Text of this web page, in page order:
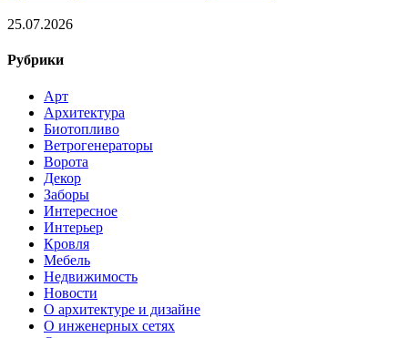
25.07.2026
Рубрики
Арт
Архитектура
Биотопливо
Ветрогенераторы
Ворота
Декор
Заборы
Интересное
Интерьер
Кровля
Мебель
Недвижимость
Новости
О архитектуре и дизайне
О инженерных сетях